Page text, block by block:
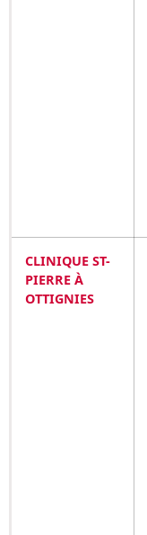
CLINIQUE ST-
PIERRE À
OTTIGNIES